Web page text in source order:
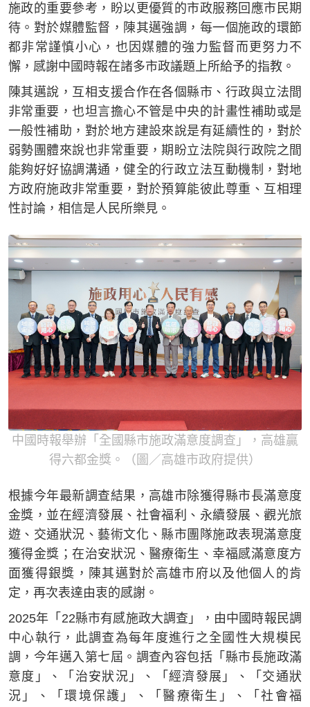
施政的重要參考，盼以更優質的市政服務回應市民期
待。對於媒體監督，陳其邁強調，每一個施政的環節
都非常謹慎小心，也因媒體的強力監督而更努力不
懈，感謝中國時報在諸多市政議題上所給予的指教。
陳其邁說，互相支援合作在各個縣市、行政與立法間
非常重要，也坦言擔心不管是中央的計畫性補助或是
一般性補助，對於地方建設來說是有延續性的，對於
弱勢團體來說也非常重要，期盼立法院與行政院之間
能夠好好協調溝通，健全的行政立法互動機制，對地
方政府施政非常重要，對於預算能彼此尊重、互相理
性討論，相信是人民所樂見。
中國時報舉辦「全國縣市施政滿意度調查」，高雄贏
得六都金獎。（圖／高雄市政府提供）
根據今年最新調查結果，高雄市除獲得縣市長滿意度
金獎，並在經濟發展、社會福利、永續發展、觀光旅
遊、交通狀況、藝術文化、縣市團隊施政表現滿意度
獲得金獎；在治安狀況、醫療衛生、幸福感滿意度方
面獲得銀獎，陳其邁對於高雄市府以及他個人的肯
定，再次表達由衷的感謝。
2025年「22縣市有感施政大調查」，由中國時報民調
中心執行，此調查為每年度進行之全國性大規模民
調，今年邁入第七屆。調查內容包括「縣市長施政滿
意度」、「治安狀況」、「經濟發展」、「交通狀
況」、「環境保護」、「醫療衛生」、「社會福